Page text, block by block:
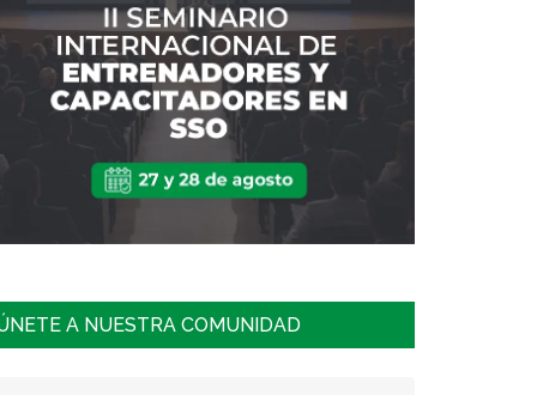
A NUESTRA COMUNIDAD